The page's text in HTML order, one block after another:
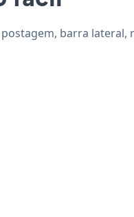
barra lateral,